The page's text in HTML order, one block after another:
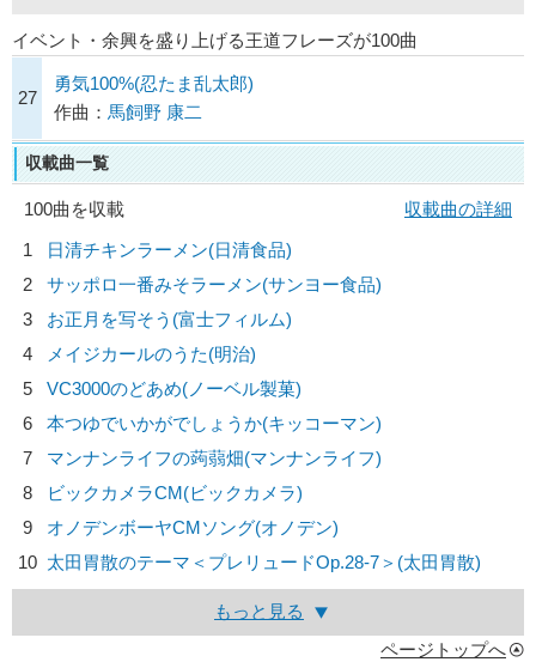
イベント・余興を盛り上げる王道フレーズが100曲
27
勇気100%(忍たま乱太郎)
作曲： 馬飼野 康二
収載曲一覧
100曲を収載
収載曲の詳細
1
日清チキンラーメン(日清食品)
2
サッポロ一番みそラーメン(サンヨー食品)
3
お正月を写そう(富士フィルム)
4
メイジカールのうた(明治)
5
VC3000のどあめ(ノーベル製菓)
6
本つゆでいかがでしょうか(キッコーマン)
7
マンナンライフの蒟蒻畑(マンナンライフ)
8
ビックカメラCM(ビックカメラ)
9
オノデンボーヤCMソング(オノデン)
10 太田胃散のテーマ＜プレリュードOp.28-7＞(太田胃散)
もっと見る
ページトップへ